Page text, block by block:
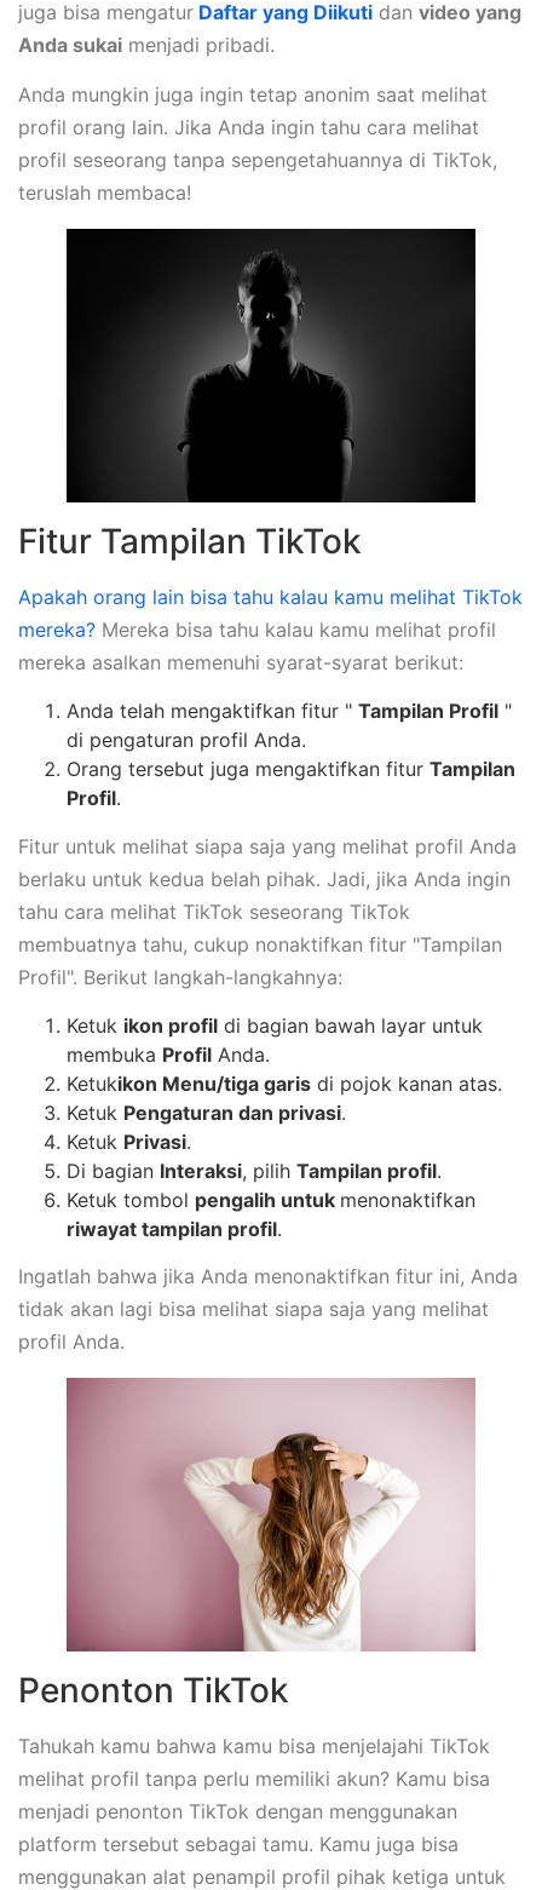
juga bisa mengatur Daftar yang Diikuti dan video yang
Anda sukai menjadi pribadi.
Anda mungkin juga ingin tetap anonim saat melihat
profil orang lain. Jika Anda ingin tahu cara melihat
profil seseorang tanpa sepengetahuannya di TikTok,
teruslah membaca!
Fitur Tampilan TikTok
Apakah orang lain bisa tahu kalau kamu melihat TikTok
mereka? Mereka bisa tahu kalau kamu melihat profil
mereka asalkan memenuhi syarat-syarat berikut:
Anda telah mengaktifkan fitur " Tampilan Profil "
di pengaturan profil Anda.
Orang tersebut juga mengaktifkan fitur Tampilan
Profil.
Fitur untuk melihat siapa saja yang melihat profil Anda
berlaku untuk kedua belah pihak. Jadi, jika Anda ingin
tahu cara melihat TikTok seseorang TikTok
membuatnya tahu, cukup nonaktifkan fitur "Tampilan
Profil". Berikut langkah-langkahnya:
Ketuk ikon profil di bagian bawah layar untuk
membuka Profil Anda.
Ketukikon Menu/tiga garis di pojok kanan atas.
Ketuk Pengaturan dan privasi.
Ketuk Privasi.
Di bagian Interaksi, pilih Tampilan profil.
Ketuk tombol pengalih untuk menonaktifkan
riwayat tampilan profil.
Ingatlah bahwa jika Anda menonaktifkan fitur ini, Anda
tidak akan lagi bisa melihat siapa saja yang melihat
profil Anda.
Penonton TikTok
Tahukah kamu bahwa kamu bisa menjelajahi TikTok
melihat profil tanpa perlu memiliki akun? Kamu bisa
menjadi penonton TikTok dengan menggunakan
platform tersebut sebagai tamu. Kamu juga bisa
menggunakan alat penampil profil pihak ketiga untuk